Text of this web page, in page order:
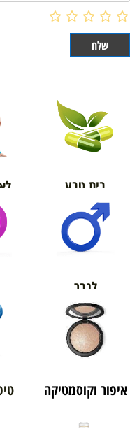
בית טבע
לגבר
איפור וקוסמטיקה